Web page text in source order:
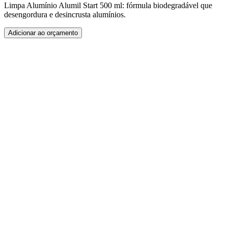
Limpa Alumínio Alumil Start 500 ml: fórmula biodegradável que
desengordura e desincrusta alumínios.
Adicionar ao orçamento